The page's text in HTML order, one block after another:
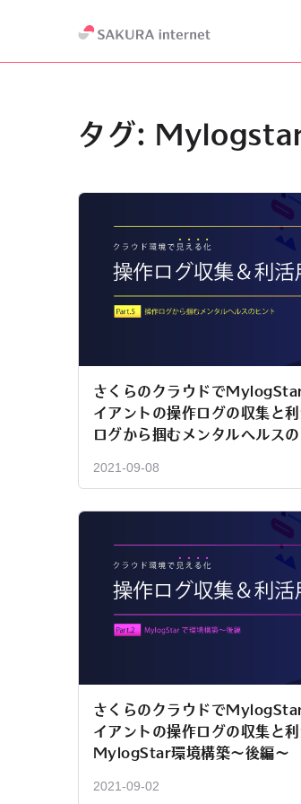
タグ:
さくらのクラウドで
イアントの操作ログの収集と
ログから掴むメンタルヘルス
2021-09-08
さくらのクラウドで
イアントの操作ログの収集と
MylogStar環境構築～後編～
2021-09-02